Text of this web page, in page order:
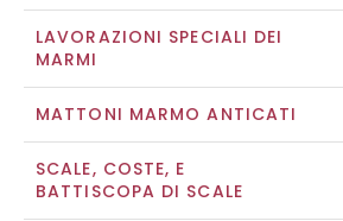
LAVORAZIONI SPECIALI DEI
MARMI
MATTONI MARMO ANTICATI
SCALE, COSTE, E
BATTISCOPA DI SCALE